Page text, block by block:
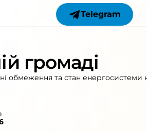
Telegram
громаді
обмеження та стан енергосистеми